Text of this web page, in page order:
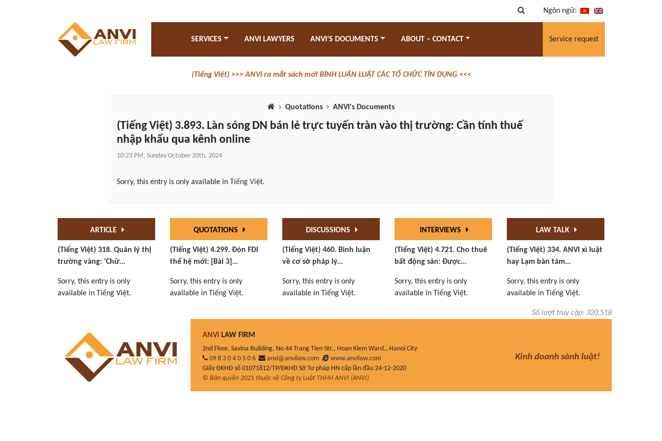
Ngôn ngữ:
SERVICES ANVI LAWYERS ANVI’S DOCUMENTS ABOUT – CONTACT Service request
(Tiếng Việt) >>> ANVI ra mắt sách mới BÌNH LUẬN LUẬT CÁC TỔ CHỨC TÍN DỤNG <<<
Quotations ANVI's Documents
(Tiếng Việt) 3.893. Làn sóng DN bán lẻ trực tuyến tràn vào thị trường: Cần tính thuế
nhập khẩu qua kênh online
10:23 PM, Sunday October 20th, 2024
Sorry, this entry is only available in Tiếng Việt.
ARTICLE
(Tiếng Việt) 318. Quản lý thị
trường vàng: 'Chữ...
Sorry, this entry is only
available in Tiếng Việt.
QUOTATIONS
(Tiếng Việt) 4.299. Đón FDI
thế hệ mới: [Bài 3]...
Sorry, this entry is only
available in Tiếng Việt.
DISCUSSIONS
(Tiếng Việt) 460. Bình luận
về cơ sở pháp lý...
Sorry, this entry is only
available in Tiếng Việt.
INTERVIEWS
(Tiếng Việt) 4.721. Cho thuê
bất động sản: Được...
Sorry, this entry is only
available in Tiếng Việt.
LAW TALK
(Tiếng Việt) 334. ANVI xì luật
hay Lạm bàn tám...
Sorry, this entry is only
available in Tiếng Việt.
Số lượt truy cập: 320,518
ANVI LAW FIRM
2nd Floor, Savina Building, No 44 Trang Tien Str., Hoan Kiem Ward., Hanoi City
09 8 3 0 4 0 5 0 6
anvi@anvilaw.com
www.anvilaw.com
Giấy ĐKHĐ số 01071812/TP/ĐKHĐ Sở Tư pháp HN cấp lần đầu 24-12-2020
© Bản quyền 2021 thuộc về Công ty Luật TNHH ANVI (ANVI)
Kinh doanh sành luật!